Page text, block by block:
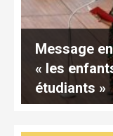
Message
« les
étudiants »